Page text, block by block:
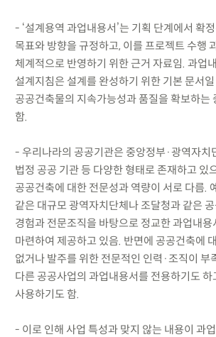
- ‘설계용역 과업내용서’는 기획 단계에서 확
목표와 방향을 규정하고, 이를 프로젝트 수행
체계적으로 반영하기 위한 근거 자료임. 과업
설계지침은 설계를 완성하기 위한 기본 문서
공공건축물의 지속가능성과 품질을 확보하는
함.
- 우리나라의 공공기관은 중앙정부·광역자치
법정 공공 기관 등 다양한 형태로 존재하고 있
공공건축에 대한 전문성과 역량이 서로 다름.
같은 대규모 광역자치단체나 조달청과 같은
경험과 전문조직을 바탕으로 정교한 과업내
마련하여 제공하고 있음. 반면에 공공건축에
없거나 발주를 위한 전문적인 인력·조직이 부
다른 공공사업의 과업내용서를 전용하기도 하
사용하기도 함.
- 이로 인해 사업 특성과 맞지 않는 내용이 과